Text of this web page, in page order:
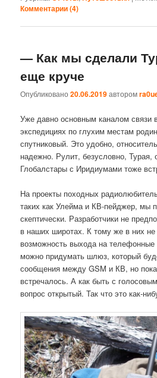
Комментарии (4)
— Как мы сделали
еще круче
Опубликовано20.06.2019автором
Уже давно основным каналом связи
экспедициях по глухим местам
спутниковый. Это удобно,
надежно. Рулит, безусловно, Турая,
Глобалстары с Иридиумами тоже
На проекты походных
таких как Улейма и КВ-пейджер, мы
скептически. Разработчики не
в наших широтах. К тому же в них
возможность выхода на телефонные
можно придумать шлюз, который
сообщения между GSM и КВ, но
встречалось. А как быть с
вопрос открытый. Так что это как-